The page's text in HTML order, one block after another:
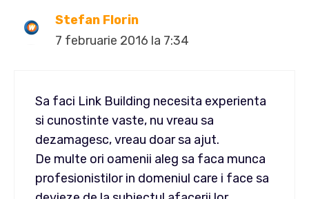
Stefan Florin
7 februarie 2016 la 7:34
Sa faci Link Building necesita experienta
si cunostinte vaste, nu vreau sa
dezamagesc, vreau doar sa ajut.
De multe ori oamenii aleg sa faca munca
profesionistilor in domeniul care i face sa